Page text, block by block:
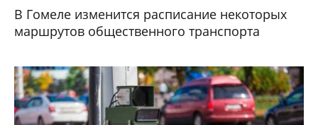
В Гомеле изменится расписание некоторых
маршрутов общественного транспорта